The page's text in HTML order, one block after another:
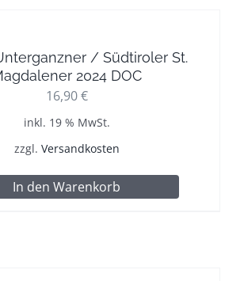
/ Südtiroler St.
2024 DOC
16,90€
inkl. 19 % MwSt.
zzgl. Versandkosten
In den Warenkorb